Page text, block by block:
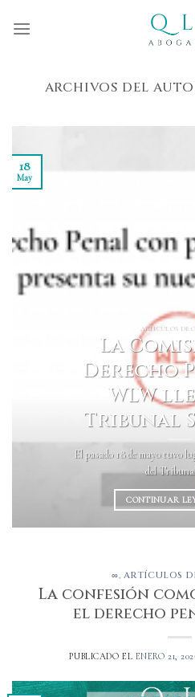
ARCHIVOS DEL
ARTÍCULOS DE
La
Derecho
WLW
Tribunal
El pasado 18 de mayo tuvo
del
CONTINUAR
18
May
∞, ARTÍCULOS
La confesión
el derecho
PUBLICADO EL ENERO 21,